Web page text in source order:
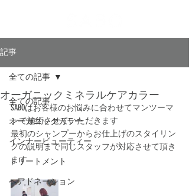
記事
全ての記事
オーガニックカラー
インナービューティー
トリートメント
ヘアドネーション
全ての記事
オーガニックミネラルケアカラー
SABOはお客様のお悩みに合わせてマンツーマ
ンで施術させていただきます
最初のシャンプーからお仕上げのスタイリン
グの説明まで同じスタッフが対応させて頂き
ます